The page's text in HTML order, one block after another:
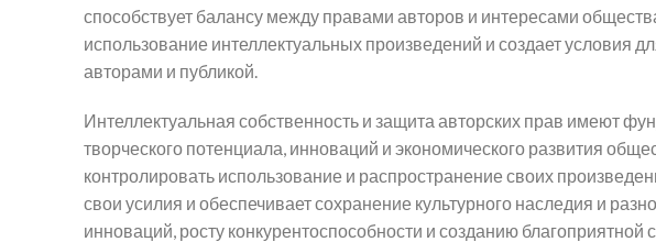
способствует балансу между правами авторов и интересами
использование интеллектуальных произведений и создает условия
авторами и публикой.
Интеллектуальная собственность и защита авторских прав имеют
творческого потенциала, инноваций и экономического развития
контролировать использование и распространение своих
свои усилия и обеспечивает сохранение культурного наследия и
инноваций, росту конкурентоспособности и созданию благоприятной